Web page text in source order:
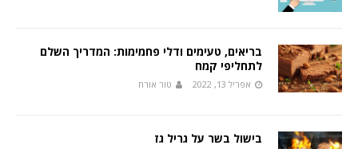
בריאים, טעימים ודלי פחמימות: המדריך השלם
לתחליפי קמח
אפריל 13, 2022 טור אורח
בישול בשר על גריל גז